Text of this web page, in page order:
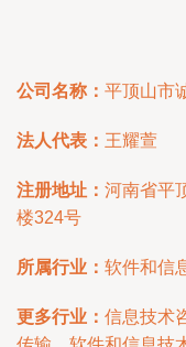
公司名称： 平顶山市
法人代表： 王耀萱
注册地址： 河南省平
楼324号
所属行业： 软件和信
更多行业： 信息技术